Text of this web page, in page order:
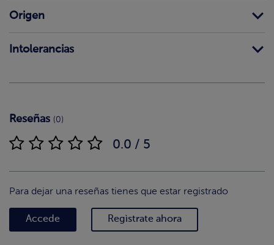
Origen
Intolerancias
Reseñas (0)
0.0 / 5
Para dejar una reseñas tienes que estar registrado
Accede Regìstrate ahora